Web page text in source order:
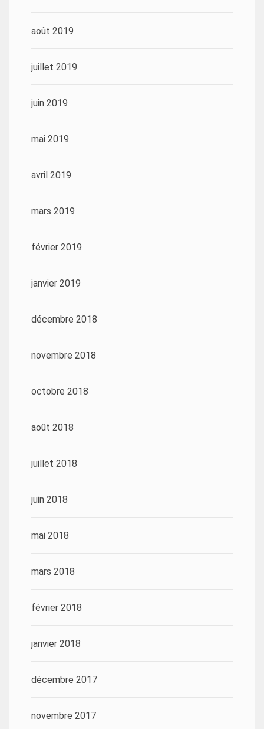
août 2019
juillet 2019
juin 2019
mai 2019
avril 2019
mars 2019
février 2019
janvier 2019
décembre 2018
novembre 2018
octobre 2018
août 2018
juillet 2018
juin 2018
mai 2018
mars 2018
février 2018
janvier 2018
décembre 2017
novembre 2017